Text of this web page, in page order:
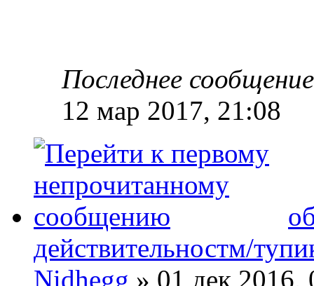
Последнее
12 мар 2017, 21:08
действительностм/
Nidhegg » 01 дек 2016,